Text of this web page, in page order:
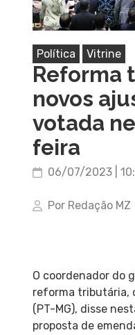
Política Vitrine
Reforma
novos
votada
feira
06/07/2023 |
Por Redação MZ
O coordenador do
reforma tributária,
(PT-MG), disse
proposta de